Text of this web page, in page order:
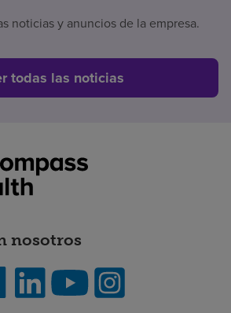
noticias y anuncios de la empresa.
todas las noticias
nosotros